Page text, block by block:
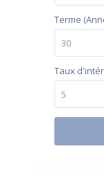
Terme
Taux
$500 / month